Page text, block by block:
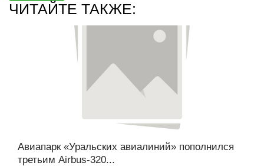
ЧИТАЙТЕ ТАКЖЕ:
Авиапарк «Уральских авиалиний» пополнился
третьим Airbus-320...